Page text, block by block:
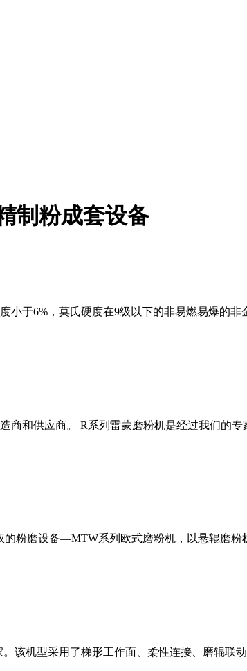
制粉成套设备
于6%，莫氏硬度在9级以下的非易燃易爆的
和供应商。 R系列雷蒙磨粉机是经过我们的
粉磨设备—MTW系列欧式磨粉机，以悬辊磨粉
该机型采用了梯形工作面、柔性连接、磨辊联